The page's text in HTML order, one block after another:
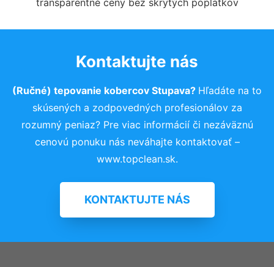
Kontaktujte nás
(Ručné) tepovanie kobercov Stupava? Hľadáte na to
skúsených a zodpovedných profesionálov za
rozumný peniaz? Pre viac informácií či nezáväznú
cenovú ponuku nás neváhajte kontaktovať –
www.topclean.sk.
KONTAKTUJTE NÁS